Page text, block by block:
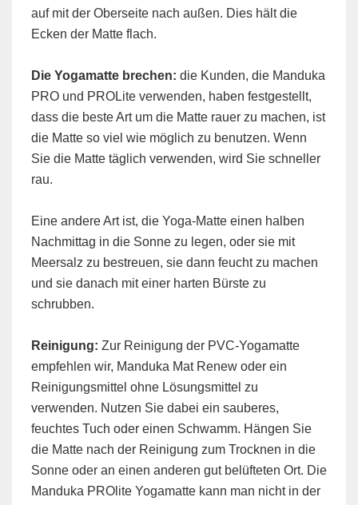
auf mit der Oberseite nach außen. Dies hält die
Ecken der Matte flach.
Die Yogamatte brechen: die Kunden, die Manduka
PRO und PROLite verwenden, haben festgestellt,
dass die beste Art um die Matte rauer zu machen, ist
die Matte so viel wie möglich zu benutzen. Wenn
Sie die Matte täglich verwenden, wird Sie schneller
rau.
Eine andere Art ist, die Yoga-Matte einen halben
Nachmittag in die Sonne zu legen, oder sie mit
Meersalz zu bestreuen, sie dann feucht zu machen
und sie danach mit einer harten Bürste zu
schrubben.
Reinigung: Zur Reinigung der PVC-Yogamatte
empfehlen wir, Manduka Mat Renew oder ein
Reinigungsmittel ohne Lösungsmittel zu
verwenden. Nutzen Sie dabei ein sauberes,
feuchtes Tuch oder einen Schwamm. Hängen Sie
die Matte nach der Reinigung zum Trocknen in die
Sonne oder an einen anderen gut belüfteten Ort. Die
Manduka PROlite Yogamatte kann man nicht in der